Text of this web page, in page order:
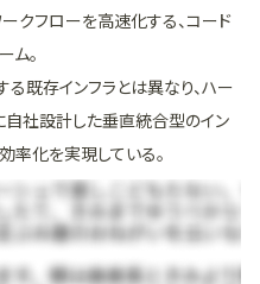
クフローを高速化する、コード
ム。
既存インフラとは異なり、ハー
自社設計した垂直統合型のイン
率化を実現している。